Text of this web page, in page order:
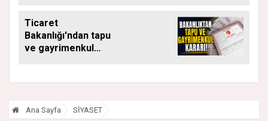
SÜRÜYOR
Ticaret
Bakanlığı'ndan tapu
ve gayrimenkul
yapamayacak
Ana Sayfa SİYASET